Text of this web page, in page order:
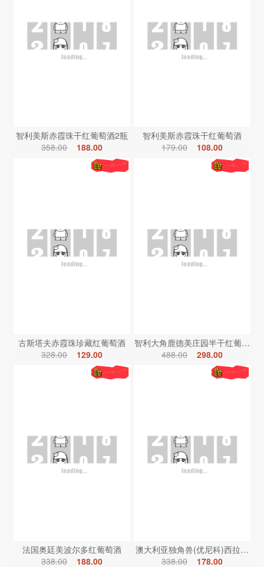
智利美斯赤霞珠干红葡萄酒2瓶
358.00
188.00
智利美斯赤霞珠干红葡萄酒
179.00
108.00
古斯塔夫赤霞珠珍藏红葡萄酒
328.00
129.00
智利大角鹿德美庄园半干红葡萄酒
488.00
298.00
法国奥廷美波尔多红葡萄酒
338.00
188.00
澳大利亚独角兽(优尼科)西拉红葡
338.00
178.00